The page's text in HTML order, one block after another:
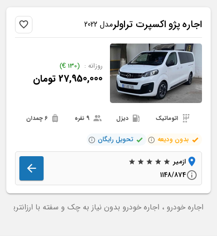
اجارهپژواکسپرت تراولرمدل 2022
روزانه : (
130
€
)
27,950,000تومان
اتوماتیک دیزل 9 نفره
بدون ودیعه تحویل رایگان
ازمیر
1148/874
اجاره خودرو ، اجاره خودرو بدون نیاز به چک و سفته با